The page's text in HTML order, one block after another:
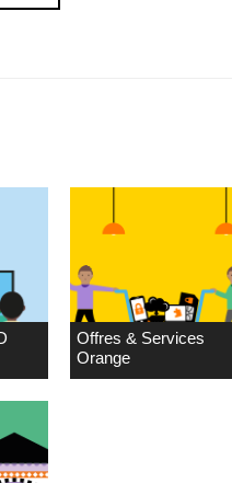
Offres & Services
Orange